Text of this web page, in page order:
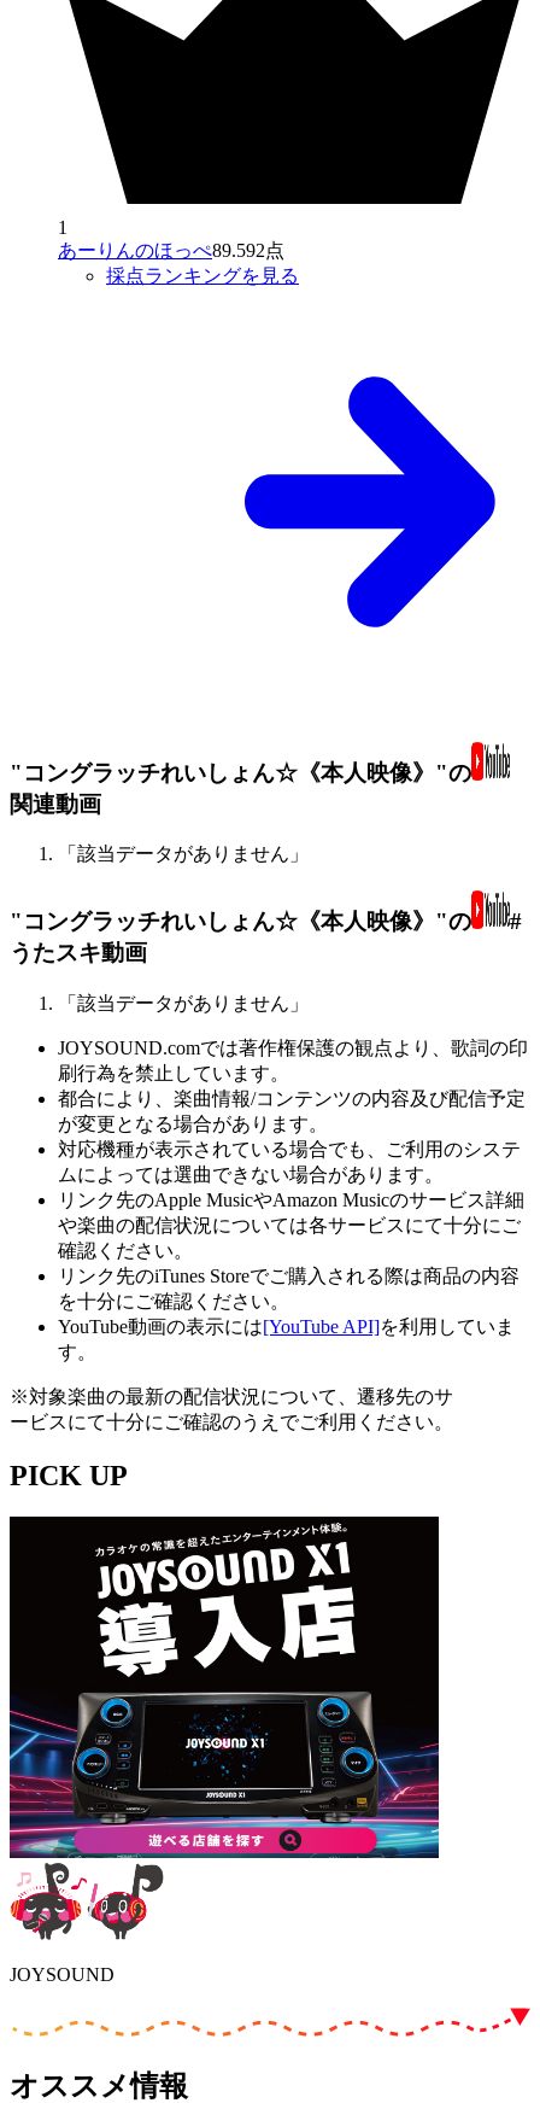
1
あーりんのほっぺ89.592点
採点ランキングを見る
"コングラッチれいしょん☆《本人映像》"の
関連動画
「該当データがありません」
"コングラッチれいしょん☆《本人映像》"の
#
うたスキ動画
「該当データがありません」
JOYSOUND.comでは著作権保護の観点より、歌詞の印
刷行為を禁止しています。
都合により、楽曲情報/コンテンツの内容及び配信予定
が変更となる場合があります。
対応機種が表示されている場合でも、ご利用のシステ
ムによっては選曲できない場合があります。
リンク先のApple MusicやAmazon Musicのサービス詳細
や楽曲の配信状況については各サービスにて十分にご
確認ください。
リンク先のiTunes Storeでご購入される際は商品の内容
を十分にご確認ください。
YouTube動画の表示には[YouTube API]を利用していま
す。
※対象楽曲の最新の配信状況について、遷移先のサ
ービスにて十分にご確認のうえでご利用ください。
PICK UP
JOYSOUND
オススメ情報